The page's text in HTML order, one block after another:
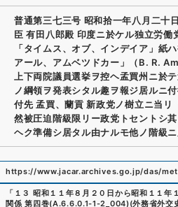
普通第三七三号 昭和拾一年八月二十
臣 有田八郎殿 印度ニ於ケル独立労働
「タイムス、オブ、インデイア」紙
アール、アムベツドカー」（B. R.
上下両院議員選挙ヲ控ヘ孟買州ニ於
ノ綱領ヲ発表シタル趣ヲ報ジ居ルニ
付先 孟買、蘭貢 新政党ノ樹立ニ当
然被圧迫階級限リー政党トセントシ
ヘク準備シ居タル由ナルモ他ノ階級
https://www.jacar.archives.go.jp/das/
「 １３ 昭和１１年８月２０日から昭和１１年
関係 第四巻(A.6.6.0.1-1-2_004)(外務省外交